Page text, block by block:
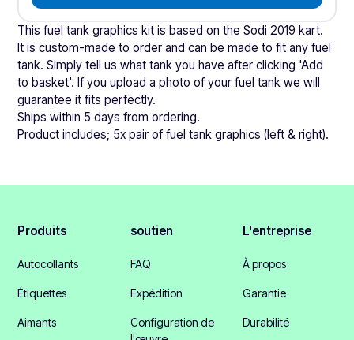
This fuel tank graphics kit is based on the Sodi 2019 kart.
It is custom-made to order and can be made to fit any fuel
tank. Simply tell us what tank you have after clicking 'Add
to basket'. If you upload a photo of your fuel tank we will
guarantee it fits perfectly.
Ships within 5 days from ordering.
Product includes; 5x pair of fuel tank graphics (left & right).
Produits
Autocollants
Étiquettes
Aimants
soutien
FAQ
Expédition
Configuration de
L'entreprise
À propos
Garantie
Durabilité